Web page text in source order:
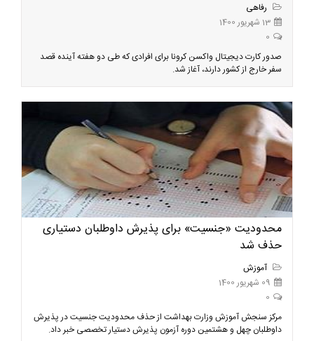
رفاهی
13 شهریور 1400
0
صدور کارت دیجیتال واکسن کرونا برای افرادی که طی دو هفته آینده قصد
سفر خارج از کشور دارند، آغاز شد.
محدودیت «جنسیت» برای پذیرش داوطلبان دستیاری
حذف شد
آموزش
09 شهریور 1400
0
مرکز سنجش آموزش وزارت بهداشت از حذف محدودیت جنسیت در پذیرش
داوطلبان چهل و هشتمین دوره آزمون پذیرش دستیار تخصصی خبر داد.